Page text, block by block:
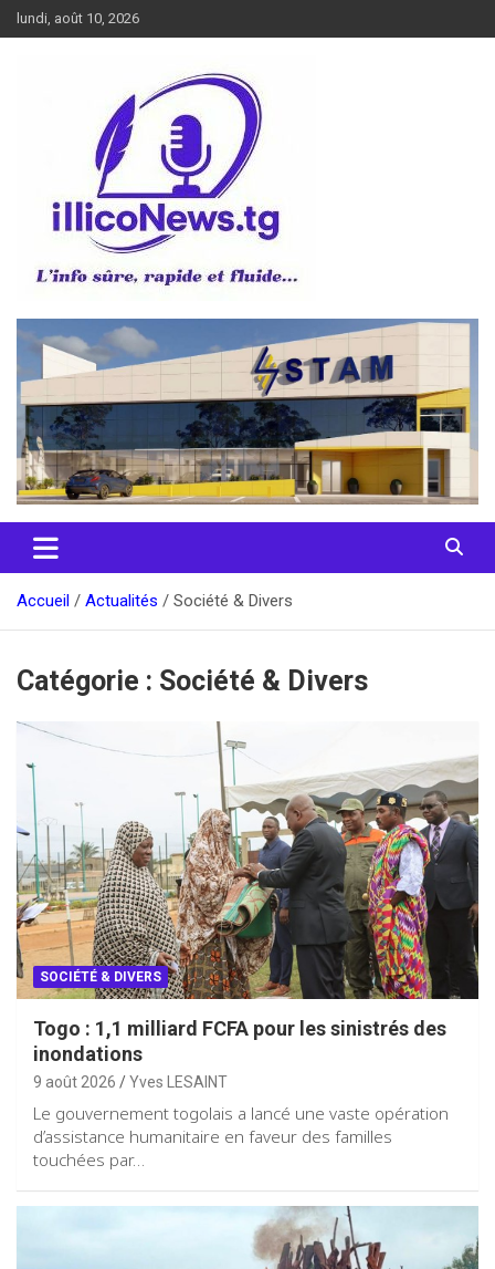
Aller
au
lundi, août 10, 2026
illiconews
Accueil Actualités Société & Divers
Catégorie : Société & Divers
SOCIÉTÉ & DIVERS
Togo : 1,1 milliard FCFA pour les sinistrés des
inondations
9 août 2026 Yves LESAINT
Le gouvernement togolais a lancé une vaste opération
d’assistance humanitaire en faveur des familles
touchées par…